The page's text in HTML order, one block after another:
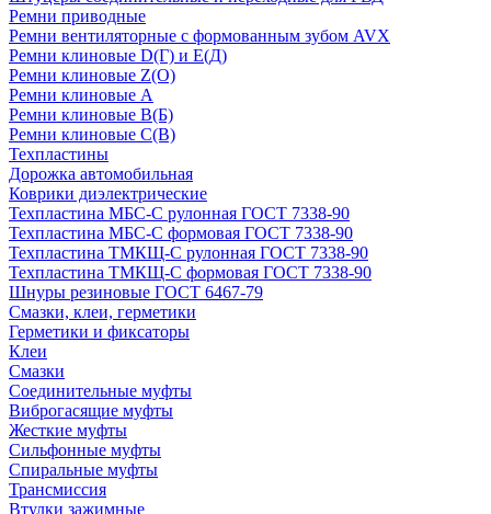
Ремни приводные
Ремни вентиляторные с формованным зубом AVX
Ремни клиновые D(Г) и Е(Д)
Ремни клиновые Z(О)
Ремни клиновые А
Ремни клиновые В(Б)
Ремни клиновые С(В)
Техпластины
Дорожка автомобильная
Коврики диэлектрические
Техпластина МБС-С рулонная ГОСТ 7338-90
Техпластина МБС-С формовая ГОСТ 7338-90
Техпластина ТМКЩ-С рулонная ГОСТ 7338-90
Техпластина ТМКЩ-С формовая ГОСТ 7338-90
Шнуры резиновые ГОСТ 6467-79
Смазки, клеи, герметики
Герметики и фиксаторы
Клеи
Смазки
Соединительные муфты
Виброгасящие муфты
Жесткие муфты
Сильфонные муфты
Спиральные муфты
Трансмиссия
Втулки зажимные